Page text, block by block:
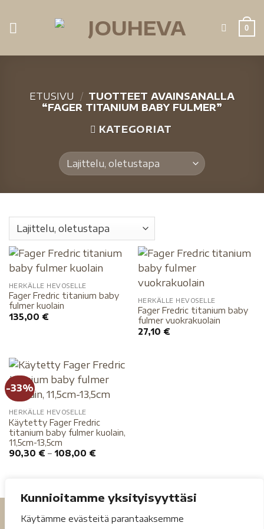
Kunnioitamme yksityisyyttäsi
Käytämme evästeitä parantaaksemme
0
ETUSIVU / TUOTTEET AVAINSANALLA
“FAGER TITANIUM BABY FULMER”
KATEGORIAT
HERKÄLLE HEVOSELLE
Fager Fredric titanium baby
fulmer kuolain
135,00 €
HERKÄLLE HEVOSELLE
Fager Fredric titanium baby
fulmer vuokrakuolain
27,10 €
-33%
HERKÄLLE HEVOSELLE
Käytetty Fager Fredric
titanium baby fulmer kuolain,
11,5cm-13,5cm
90,30 € – 108,00 €